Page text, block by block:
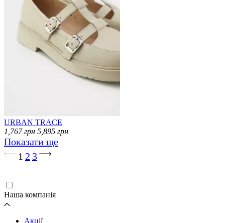
URBAN TRACE
1,767грн 5,895 грн
Показати ще
1 2 3
Наша компанія
Акції